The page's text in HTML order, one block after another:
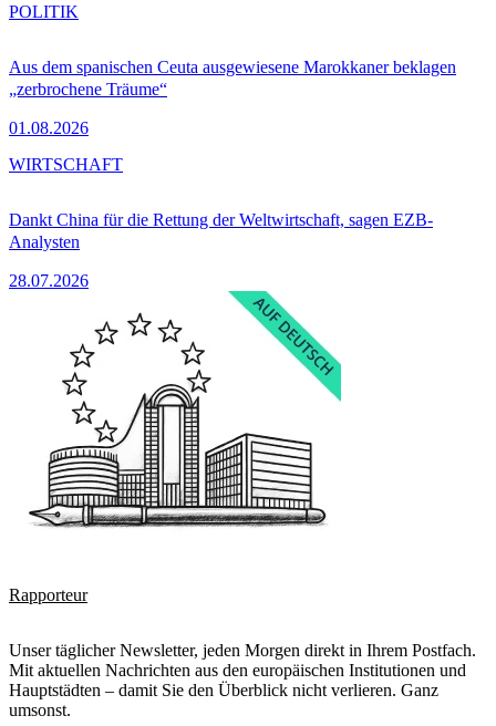
Aus dem spanischen Ceuta ausgewiesene Marokkaner beklagen
„zerbrochene Träume“
01.08.2026
POLITIK
Dankt China für die Rettung der Weltwirtschaft, sagen EZB-
Analysten
28.07.2026
WIRTSCHAFT
Rapporteur
Unser täglicher Newsletter, jeden Morgen direkt in Ihrem Postfach.
Mit aktuellen Nachrichten aus den europäischen Institutionen und
Hauptstädten – damit Sie den Überblick nicht verlieren. Ganz
umsonst.